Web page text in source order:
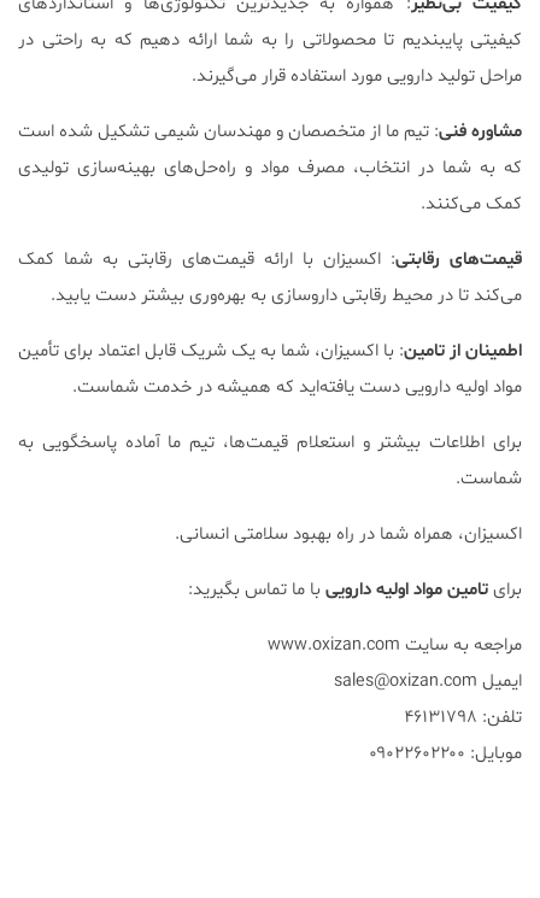
کیفیتی پایبندیم تا محصولاتی را به شما ارائه دهیم که به راحتی در
مراحل تولید دارویی مورد استفاده قرار می‌گیرند.
مشاوره فنی: تیم ما از متخصصان و مهندسان شیمی تشکیل شده است
که به شما در انتخاب، مصرف مواد و راه‌حل‌های بهینه‌سازی تولیدی
کمک می‌کنند.
قیمت‌های رقابتی: اکسیزان با ارائه قیمت‌های رقابتی به شما کمک
می‌کند تا در محیط رقابتی داروسازی به بهره‌وری بیشتر دست یابید.
اطمینان از تامین: با اکسیزان، شما به یک شریک قابل اعتماد برای تأمین
مواد اولیه دارویی دست یافته‌اید که همیشه در خدمت شماست.
برای اطلاعات بیشتر و استعلام قیمت‌ها، تیم ما آماده پاسخگویی به
شماست.
اکسیزان، همراه شما در راه بهبود سلامتی انسانی.
برایتامین مواد اولیه دارویی با ما تماس بگیرید:
مراجعه به سایت www.oxizan.com
ایمیل sales@oxizan.com
تلفن: ۴۶۱۳۱۷۹۸
موبایل: ۰۹۰۲۲۶۰۲۲۰۰